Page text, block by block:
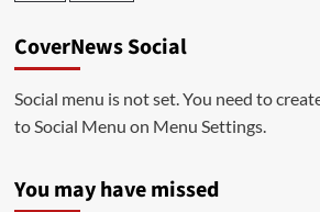
CoverNews Social
Social menu is not set. You need to
to Social Menu on Menu Settings.
You may have missed